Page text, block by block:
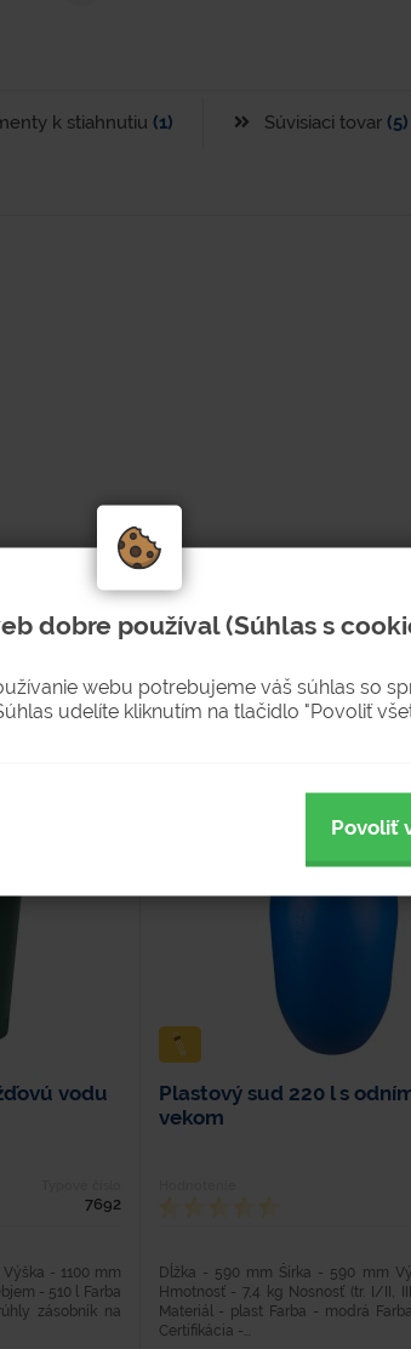
k stiahnutiu (1) Súvisiaci tovar (5)
bánka a firiem.
koši sa oheň uhasí).
vodu
7692
- 1100 mm
- 510 l Farba
zásobník na
Plastový sud 220 l s
vekom
Dĺžka - 590 mm Šírka - 590 mm
Hmotnosť - 7,4 kg Nosnosť (tr. I/II,
Materiál - plast Farba - modrá
Certifikácia -...
dobre používal (Súhlas s
webu potrebujeme váš súhlas so
udelíte kliknutím na tlačidlo "Povoliť
Povoliť